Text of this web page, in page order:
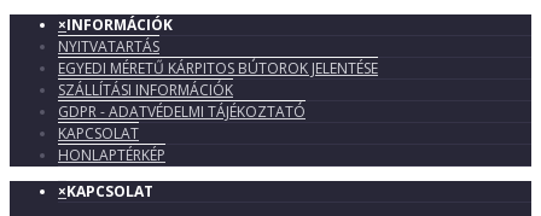
×INFORMÁCIÓK
NYITVATARTÁS
EGYEDI MÉRETŰ KÁRPITOS BÚTOROK JELENTÉSE
SZÁLLÍTÁSI INFORMÁCIÓK
GDPR - ADATVÉDELMI TÁJÉKOZTATÓ
KAPCSOLAT
HONLAPTÉRKÉP
×KAPCSOLAT